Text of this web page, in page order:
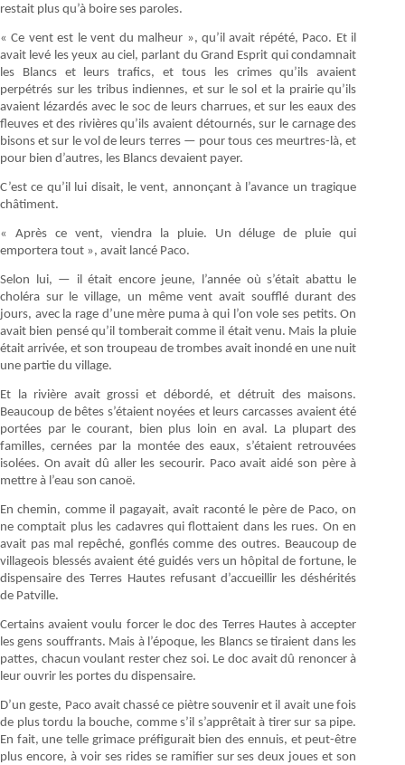
restait plus qu’à boire ses paroles.
« Ce vent est le vent du malheur », qu’il avait répété, Paco. Et il
avait levé les yeux au ciel, parlant du Grand Esprit qui condamnait
les Blancs et leurs trafics, et tous les crimes qu’ils avaient
perpétrés sur les tribus indiennes, et sur le sol et la prairie qu’ils
avaient lézardés avec le soc de leurs charrues, et sur les eaux des
fleuves et des rivières qu’ils avaient détournés, sur le carnage des
bisons et sur le vol de leurs terres — pour tous ces meurtres-là, et
pour bien d’autres, les Blancs devaient payer.
C’est ce qu’il lui disait, le vent, annonçant à l’avance un tragique
châtiment.
« Après ce vent, viendra la pluie. Un déluge de pluie qui
emportera tout », avait lancé Paco.
Selon lui, — il était encore jeune, l’année où s’était abattu le
choléra sur le village, un même vent avait soufflé durant des
jours, avec la rage d’une mère puma à qui l’on vole ses petits. On
avait bien pensé qu’il tomberait comme il était venu. Mais la pluie
était arrivée, et son troupeau de trombes avait inondé en une nuit
une partie du village.
Et la rivière avait grossi et débordé, et détruit des maisons.
Beaucoup de bêtes s’étaient noyées et leurs carcasses avaient été
portées par le courant, bien plus loin en aval. La plupart des
familles, cernées par la montée des eaux, s’étaient retrouvées
isolées. On avait dû aller les secourir. Paco avait aidé son père à
mettre à l’eau son canoë.
En chemin, comme il pagayait, avait raconté le père de Paco, on
ne comptait plus les cadavres qui flottaient dans les rues. On en
avait pas mal repêché, gonflés comme des outres. Beaucoup de
villageois blessés avaient été guidés vers un hôpital de fortune, le
dispensaire des Terres Hautes refusant d’accueillir les déshérités
de Patville.
Certains avaient voulu forcer le doc des Terres Hautes à accepter
les gens souffrants. Mais à l’époque, les Blancs se tiraient dans les
pattes, chacun voulant rester chez soi. Le doc avait dû renoncer à
leur ouvrir les portes du dispensaire.
D’un geste, Paco avait chassé ce piètre souvenir et il avait une fois
de plus tordu la bouche, comme s’il s’apprêtait à tirer sur sa pipe.
En fait, une telle grimace préfigurait bien des ennuis, et peut-être
plus encore, à voir ses rides se ramifier sur ses deux joues et son